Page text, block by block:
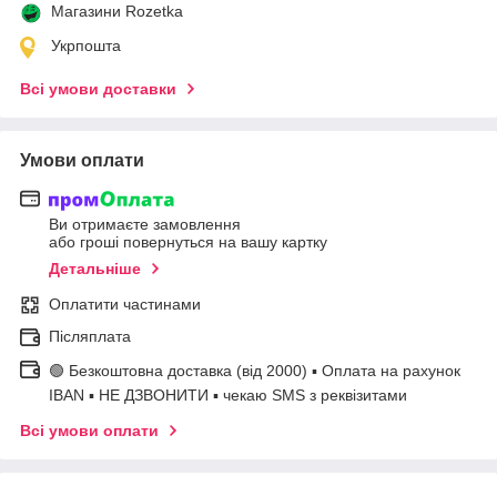
Магазини Rozetka
Укрпошта
Всі умови доставки
Умови оплати
Ви отримаєте замовлення
або гроші повернуться на вашу картку
Детальніше
Оплатити частинами
Післяплата
🟢 Безкоштовна доставка (від 2000) ▪ Оплата на рахунок
IBAN ▪ НЕ ДЗВОНИТИ ▪ чекаю SMS з реквізитами
Всі умови оплати